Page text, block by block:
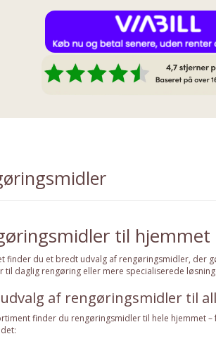
til
finder du et bredt udvalg af rengøringsmidler, der
til daglig rengøring eller mere specialiserede
af rengøringsmidler til
finder du rengøringsmidler til hele hjemmet